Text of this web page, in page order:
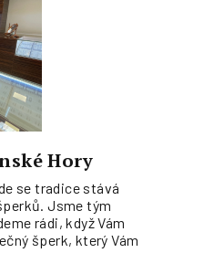
Hory
se tradice stává
Jsme tým
rádi, když Vám
šperk, který Vám